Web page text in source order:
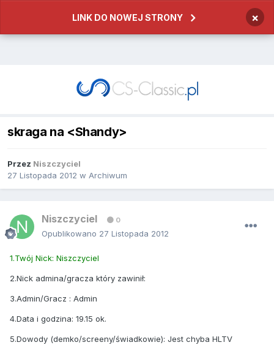
LINK DO NOWEJ STRONY ×
skraga na <Shandy>
Przez Niszczyciel
27 Listopada 2012 w Archiwum
Niszczyciel 0
Opublikowano 27 Listopada 2012
1.Twój Nick: Niszczyciel
2.Nick admina/gracza który zawinił:
3.Admin/Gracz : Admin
4.Data i godzina: 19.15 ok.
5.Dowody (demko/screeny/świadkowie): Jest chyba HLTV